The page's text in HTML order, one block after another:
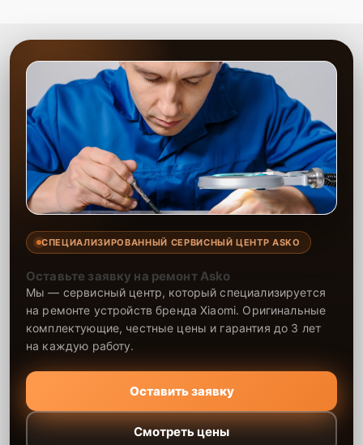
СПЕЦИАЛИЗИРОВАННЫЙ СЕРВИСНЫЙ ЦЕНТР ASKO
Оставьте заявку на ремонт Asko
Мы — сервисный центр, который специализируется
на ремонте устройств бренда Xiaomi. Оригинальные
комплектующие, честные цены и гарантия до 3 лет
на каждую работу.
Оставить заявку
Смотреть цены